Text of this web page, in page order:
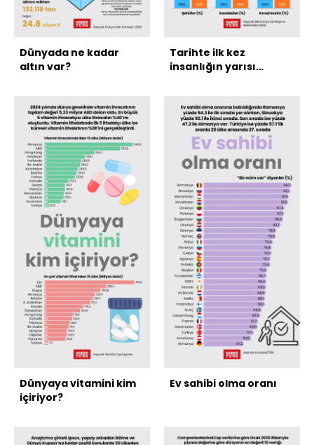
Dünyada ne kadar
altın var?
Tarihte ilk kez
insanlığın yarısı
Dünyaya vitamini kim
içiriyor?
Ev sahibi olma oranı